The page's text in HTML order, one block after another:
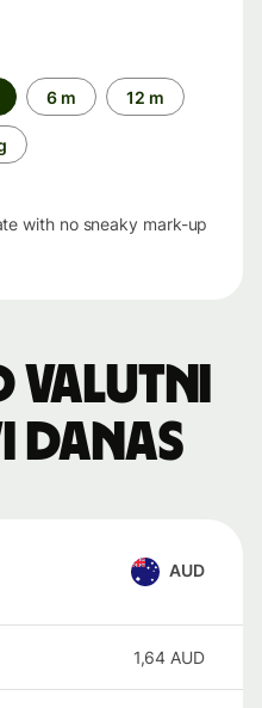
6 m 12 m
with no sneaky mark-up
valutni
danas
AUD
1,64 AUD